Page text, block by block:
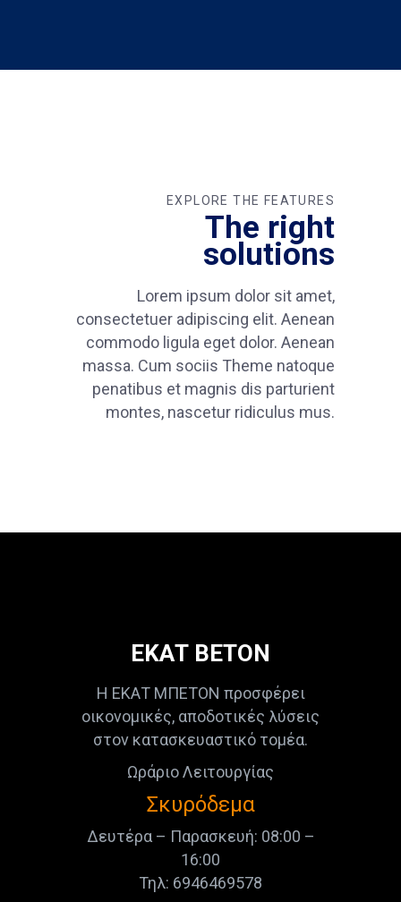
EXPLORE THE FEATURES
The right
solutions
Lorem ipsum dolor sit amet,
consectetuer adipiscing elit. Aenean
commodo ligula eget dolor. Aenean
massa. Cum sociis Theme natoque
penatibus et magnis dis parturient
montes, nascetur ridiculus mus.
ΕΚΑΤ ΒΕΤΟΝ
Η ΕΚΑΤ ΜΠΕΤΟΝ προσφέρει
οικονομικές, αποδοτικές λύσεις
στον κατασκευαστικό τομέα.
Ωράριο Λειτουργίας
Σκυρόδεμα
Δευτέρα – Παρασκευή: 08:00 –
16:00
Τηλ: 6946469578